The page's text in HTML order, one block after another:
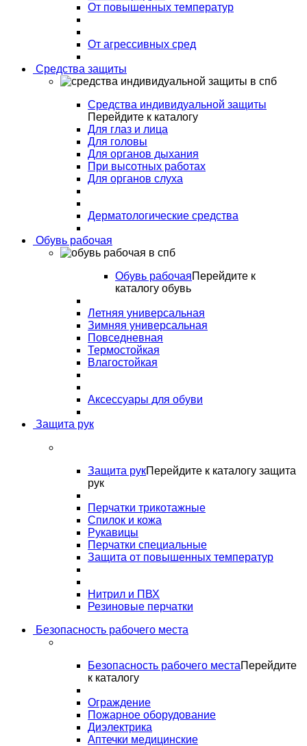
От повышенных температур
От агрессивных сред
Средства защиты
Средства индивидуальной защиты
Перейдите к каталогу
Для глаз и лица
Для головы
Для органов дыхания
При высотных работах
Для органов слуха
Дерматологические средства
Обувь рабочая
Обувь рабочаяПерейдите к
каталогу обувь
Летняя универсальная
Зимняя универсальная
Повседневная
Термостойкая
Влагостойкая
Аксессуары для обуви
Защита рук
Защита рукПерейдите к каталогу защита
рук
Перчатки трикотажные
Спилок и кожа
Рукавицы
Перчатки специальные
Защита от повышенных температур
Нитрил и ПВХ
Резиновые перчатки
Безопасность рабочего места
Безопасность рабочего местаПерейдите
к каталогу
Ограждение
Пожарное оборудование
Диэлектрика
Аптечки медицинские